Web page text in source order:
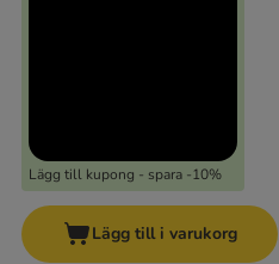
Lägg till kupong - spara -10%
Lägg till i varukorg